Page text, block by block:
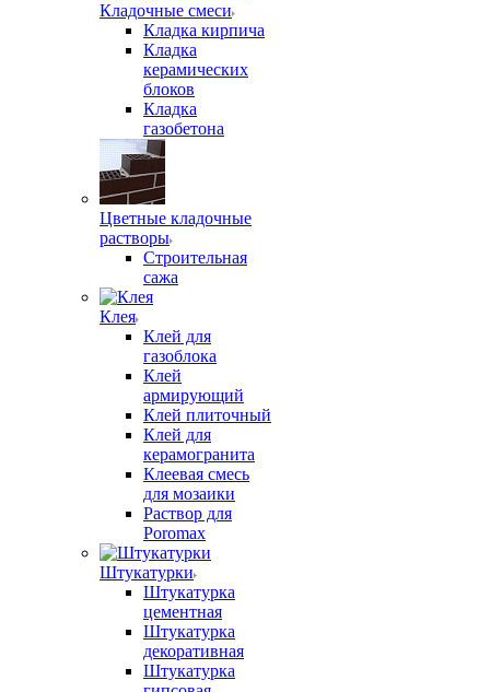
Кладочные смеси
Кладка кирпича
Кладка
керамических
блоков
Кладка
газобетона
Цветные кладочные
растворы
Строительная
сажа
Клея
Клей для
газоблока
Клей
армирующий
Клей плиточный
Клей для
керамогранита
Клеевая смесь
для мозаики
Раствор для
Poromax
Штукатурки
Штукатурка
цементная
Штукатурка
декоративная
Штукатурка